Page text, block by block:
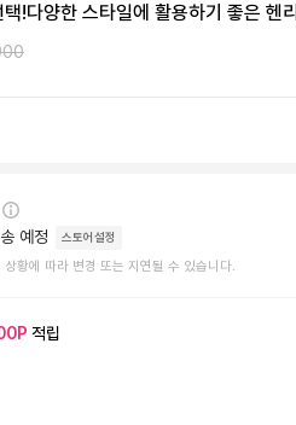
!다양한 스타일에 활용하기 좋은 헨
예정 스토어설정
황에 따라 변경 또는 지연될 수 있습니다.
P 적립